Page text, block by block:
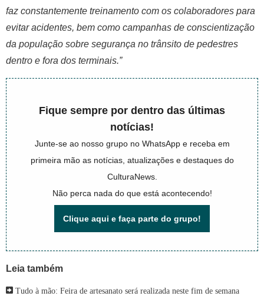
faz constantemente treinamento com os colaboradores para
evitar acidentes, bem como campanhas de conscientização
da população sobre segurança no trânsito de pedestres
dentro e fora dos terminais.”
Fique sempre por dentro das últimas
notícias!
Junte-se ao nosso grupo no WhatsApp e receba em
primeira mão as notícias, atualizações e destaques do
CulturaNews.
Não perca nada do que está acontecendo!
Clique aqui e faça parte do grupo!
Leia também
Tudo à mão: Feira de artesanato será realizada neste fim de semana